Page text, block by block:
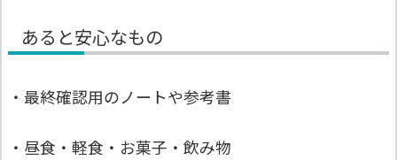
あると安心なもの
・最終確認用のノートや参考書
・昼食・軽食・お菓子・飲み物